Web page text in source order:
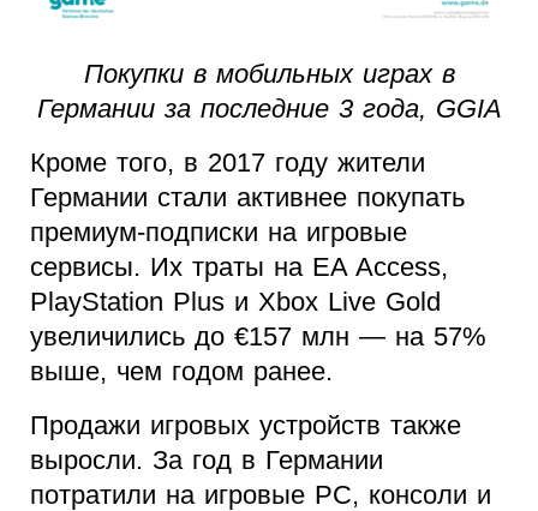
Покупки в мобильных играх в
Германии за последние 3 года, GGIA
Кроме того, в 2017 году жители
Германии стали активнее покупать
премиум-подписки на игровые
сервисы. Их траты на EA Access,
PlayStation Plus и Xbox Live Gold
увеличились до €157 млн — на 57%
выше, чем годом ранее.
Продажи игровых устройств также
выросли. За год в Германии
потратили на игровые PC, консоли и